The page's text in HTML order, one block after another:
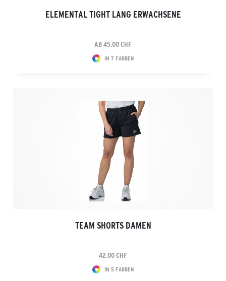
ELEMENTAL TIGHT LANG ERWACHSENE
AB 45.00 CHF
IN 7 FARBEN
TEAM SHORTS DAMEN
42.00 CHF
IN 5 FARBEN